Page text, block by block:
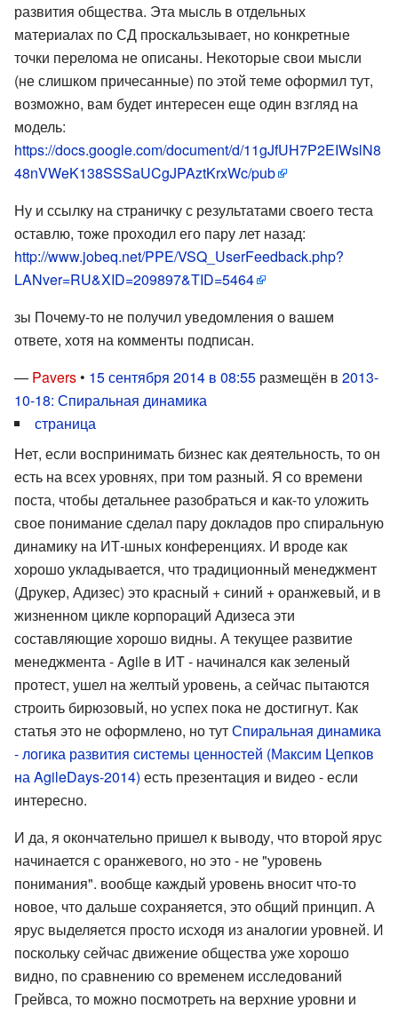
развития общества. Эта мысль в отдельных
материалах по СД проскальзывает, но конкретные
точки перелома не описаны. Некоторые свои мысли
(не слишком причесанные) по этой теме оформил тут,
возможно, вам будет интересен еще один взгляд на
модель:
https://docs.google.com/document/d/11gJfUH7P2EIWslN8
48nVWeK138SSSaUCgJPAztKrxWc/pub
Ну и ссылку на страничку с результатами своего теста
оставлю, тоже проходил его пару лет назад:
http://www.jobeq.net/PPE/VSQ_UserFeedback.php?
LANver=RU&XID=209897&TID=5464
зы Почему-то не получил уведомления о вашем
ответе, хотя на комменты подписан.
— Pavers • 15 сентября 2014 в 08:55 размещён в 2013-
10-18: Спиральная динамика
страница
Нет, если воспринимать бизнес как деятельность, то он
есть на всех уровнях, при том разный. Я со времени
поста, чтобы детальнее разобраться и как-то уложить
свое понимание сделал пару докладов про спиральную
динамику на ИТ-шных конференциях. И вроде как
хорошо укладывается, что традиционный менеджмент
(Друкер, Адизес) это красный + синий + оранжевый, и в
жизненном цикле корпораций Адизеса эти
составляющие хорошо видны. А текущее развитие
менеджмента - Agile в ИТ - начинался как зеленый
протест, ушел на желтый уровень, а сейчас пытаются
строить бирюзовый, но успех пока не достигнут. Как
статья это не оформлено, но тутСпиральная динамика
- логика развития системы ценностей (Максим Цепков
на AgileDays-2014) есть презентация и видео - если
интересно.
И да, я окончательно пришел к выводу, что второй ярус
начинается с оранжевого, но это - не "уровень
понимания". вообще каждый уровень вносит что-то
новое, что дальше сохраняется, это общий принцип. А
ярус выделяется просто исходя из аналогии уровней. И
поскольку сейчас движение общества уже хорошо
видно, по сравнению со временем исследований
Грейвса, то можно посмотреть на верхние уровни и